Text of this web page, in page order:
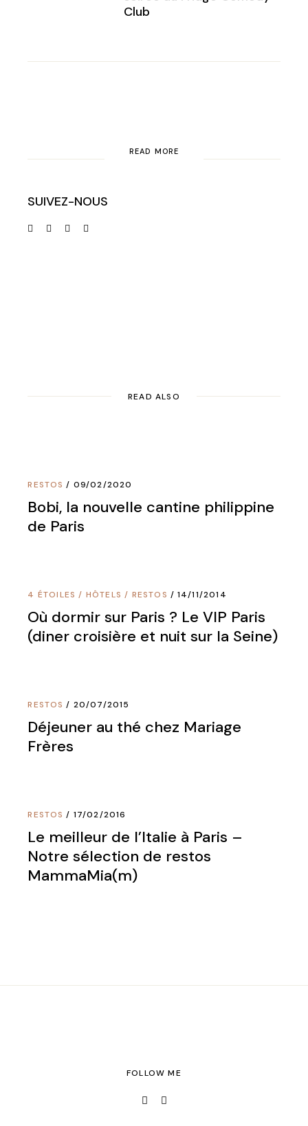
Club
READ MORE
SUIVEZ-NOUS
READ ALSO
RESTOS 09/02/2020
Bobi, la nouvelle cantine philippine
de Paris
4 ÉTOILES / HÔTELS / RESTOS 14/11/2014
Où dormir sur Paris ? Le VIP Paris
(diner croisière et nuit sur la Seine)
RESTOS 20/07/2015
Déjeuner au thé chez Mariage
Frères
RESTOS 17/02/2016
Le meilleur de l’Italie à Paris –
Notre sélection de restos
MammaMia(m)
FOLLOW ME